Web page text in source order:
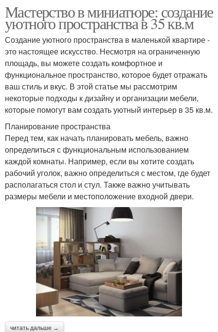
Мастерство в миниатюре: создание
уютного пространства в 35 кв.м
Создание уютного пространства в маленькой квартире -
это настоящее искусство. Несмотря на ограниченную
площадь, вы можете создать комфортное и
функциональное пространство, которое будет отражать
ваш стиль и вкус. В этой статье мы рассмотрим
некоторые подходы к дизайну и организации мебели,
которые помогут вам создать уютный интерьер в 35 кв.м.
Планирование пространства
Перед тем, как начать планировать мебель, важно
определиться с функциональным использованием
каждой комнаты. Например, если вы хотите создать
рабочий уголок, важно определиться с местом, где будет
располагаться стол и стул. Также важно учитывать
размеры мебели и местоположение входной двери.
читать дальше →